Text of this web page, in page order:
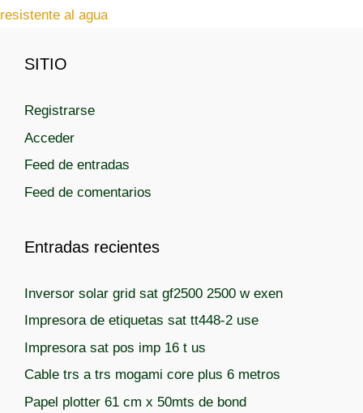
a
resistente al agua
SITIO
Registrarse
Acceder
Feed de entradas
Feed de comentarios
Entradas recientes
Inversor solar grid sat gf2500 2500 w exen
Impresora de etiquetas sat tt448-2 use
Impresora sat pos imp 16 t us
Cable trs a trs mogami core plus 6 metros
Papel plotter 61 cm x 50mts de bond